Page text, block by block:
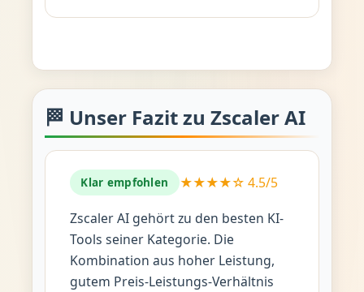
🏁 Unser Fazit zu Zscaler AI
Klar empfohlen ★★★★☆ 4.5/5
Zscaler AI gehört zu den besten KI-
Tools seiner Kategorie. Die
Kombination aus hoher Leistung,
gutem Preis-Leistungs-Verhältnis